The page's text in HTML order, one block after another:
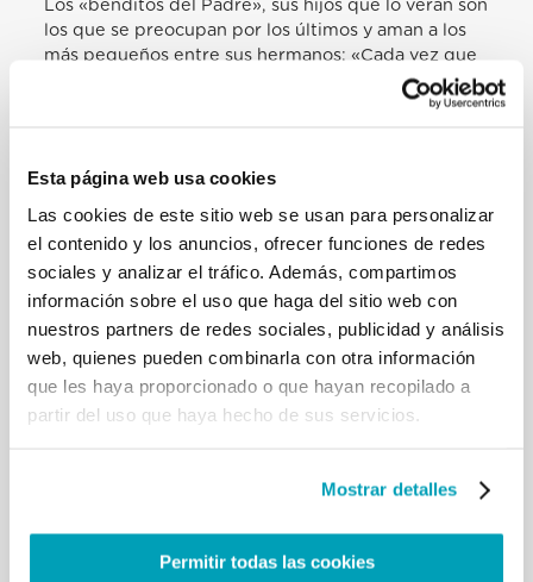
Esta página web usa cookies
Las cookies de este sitio web se usan para personalizar
el contenido y los anuncios, ofrecer funciones de redes
sociales y analizar el tráfico. Además, compartimos
información sobre el uso que haga del sitio web con
nuestros partners de redes sociales, publicidad y análisis
web, quienes pueden combinarla con otra información
que les haya proporcionado o que hayan recopilado a
partir del uso que haya hecho de sus servicios.
Mostrar detalles
Permitir todas las cookies
Los «benditos del Padre», sus hijos que lo verán son
los que se preocupan por los últimos y aman a los
más pequeños entre sus hermanos: «Cada vez que
lo hicisteis con uno de estos mis hermanos más
pequeños, conmigo lo hicisteis», dice el Señor (cf.
los que sufren la tragedia de las formas modernas
de esclavitud, del trabajo forzado, del trabajo
esclavo, de la prostitución, del tráfico de órganos,
de la droga. […]
[…] Lamentablemente, en un sistema económico
global dominado por el beneficio, se han
desarrollado nuevas formas de esclavitud en cierto
modo peores y más inhumanas que las del pasado.
Más aún hoy, por lo tanto, siguiendo el mensaje de
redención del Señor, estamos llamados a
que, en el mundo global, se quiere ocultar por ser
le gusta reconocer que en su ciudad, en su barrio
también, en su región o nación existen nuevas